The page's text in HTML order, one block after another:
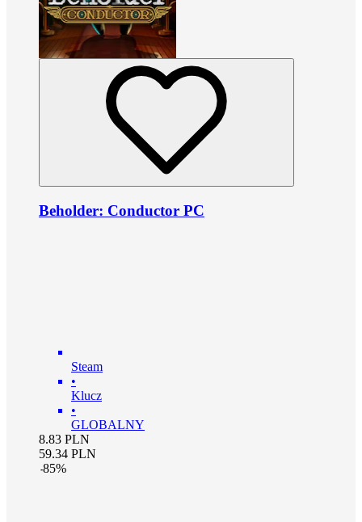
Beholder: Conductor PC
Steam
•
Klucz
•
GLOBALNY
8.83 PLN
59.34 PLN
-85%